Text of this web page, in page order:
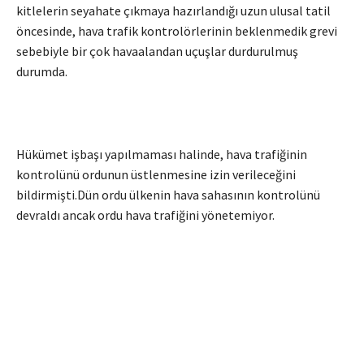
kitlelerin seyahate çıkmaya hazırlandığı uzun ulusal tatil
öncesinde, hava trafik kontrolörlerinin beklenmedik grevi
sebebiyle bir çok havaalandan uçuşlar durdurulmuş
durumda.
Hükümet işbaşı yapılmaması halinde, hava trafiğinin
kontrolünü ordunun üstlenmesine izin verileceğini
bildirmişti.Dün ordu ülkenin hava sahasının kontrolünü
devraldı ancak ordu hava trafiğini yönetemiyor.